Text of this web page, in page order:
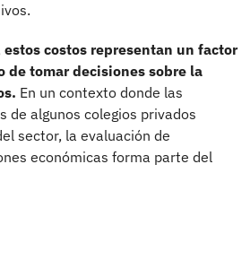
estos costos representan un factor
de tomar decisiones sobre la
En un contexto donde las
de algunos colegios privados
sector, la evaluación de
económicas forma parte del